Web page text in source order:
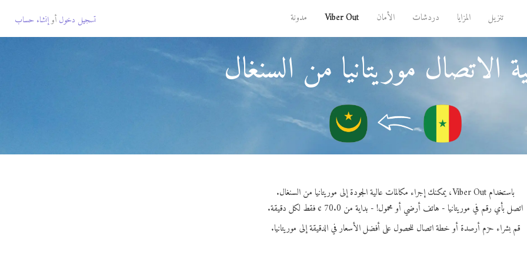
تنزيل المزايا دردشات الأمان Viber Out مدونة تسجيل دخول أوإنشاء حساب
الاتصال موريتانيا من السنغال
باستخدام Viber Out، يمكنك إجراء مكالمات عالية الجودة إلى موريتانيا من السنغال.
اتصل بأي رقم في موريتانيا - هاتف أرضي أو محمول! - بداية من 70.0 ¢ فقط لكل دقيقة.
قم بشراء حزم أرصدة أو خطة اتصال للحصول على أفضل الأسعار في الدقيقة إلى موريتانيا.